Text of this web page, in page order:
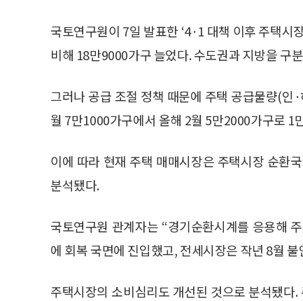
국토연구원이 7일 발표한 ‘4·1 대책 이후 주택시
비해 18만9000가구 늘었다. 수도권과 지방을 구
그러나 공급 조절 정책 때문에 주택 공급물량(
월 7만1000가구에서 올해 2월 5만2000가구로 1
이에 따라 현재 주택 매매시장은 주택시장 순환
분석됐다.
국토연구원 관계자는 “경기순환시계를 응용해
에 회복 국면에 진입했고, 전세시장은 작년 8월
주택시장의 소비심리도 개선된 것으로 분석됐